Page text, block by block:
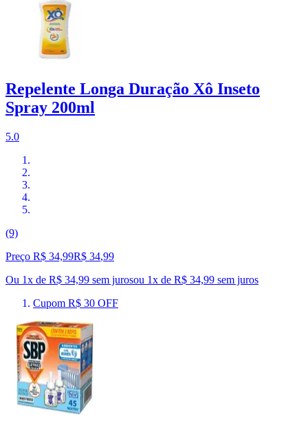
Repelente Longa Duração Xô Inseto
Spray 200ml
5.0
(9)
Preço R$ 34,99R$ 34,99
Ou 1x de R$ 34,99 sem jurosou 1x de R$ 34,99 sem juros
Cupom R$ 30 OFF